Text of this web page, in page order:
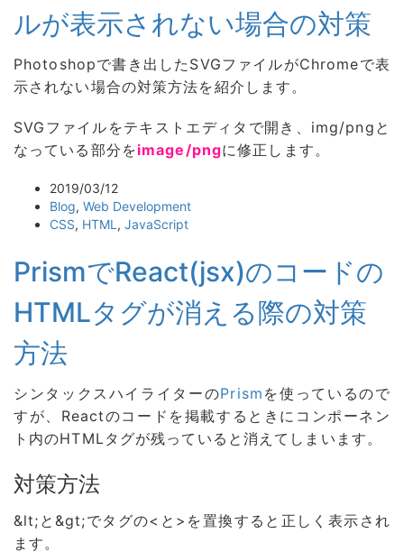
ルが表示されない場合の対策
Photoshopで書き出したSVGファイルがChromeで表
示されない場合の対策方法を紹介します。
SVGファイルをテキストエディタで開き、img/pngと
なっている部分をimage/pngに修正します。
2019/03/12
Blog, Web Development
CSS, HTML , JavaScript
PrismでReact(jsx)のコードの
HTMLタグが消える際の対策
方法
シンタックスハイライターのPrism を使っているので
すが、Reactのコードを掲載するときにコンポーネン
ト内のHTMLタグが残っていると消えてしまいます。
対策方法
&lt;と&gt;でタグの<と>を置換すると正しく表示され
ます。